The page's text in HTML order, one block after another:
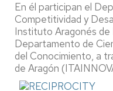
En él participan el
Competitividad y
Instituto Aragonés
Departamento de
del Conocimiento, a
de Aragón